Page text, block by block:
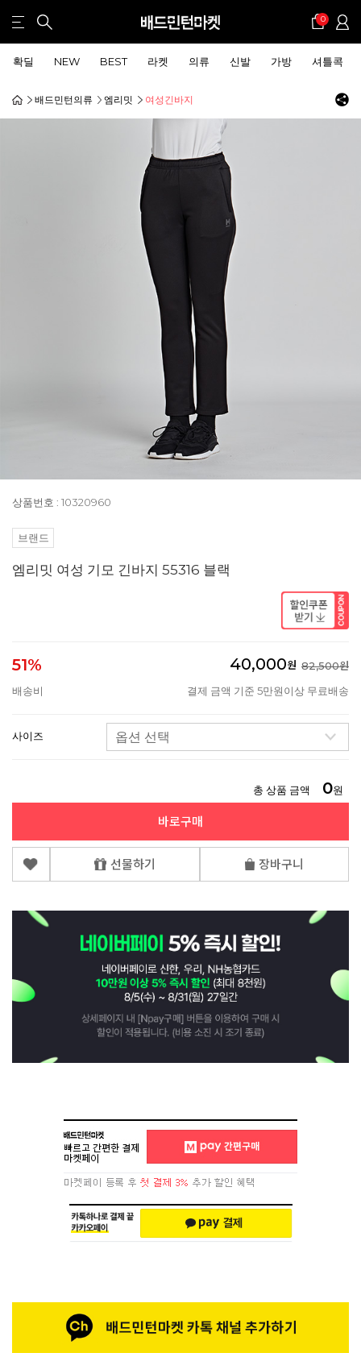
0
확딜 NEW BEST 라켓 의류 신발 가방 셔틀콕
배드민턴의류 엠리밋 여성긴바지
상품번호 : 10320960
브랜드
엠리밋 여성 기모 긴바지 55316 블랙
51% 40,000원 82,500원
배송비
결제 금액 기준 5만원이상 무료배송
사이즈
총 상품 금액 0원
바로구매
선물하기 장바구니